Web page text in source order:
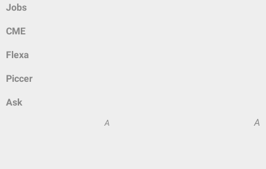
Jobs
CME
Flexa
Piccer
Ask
A A